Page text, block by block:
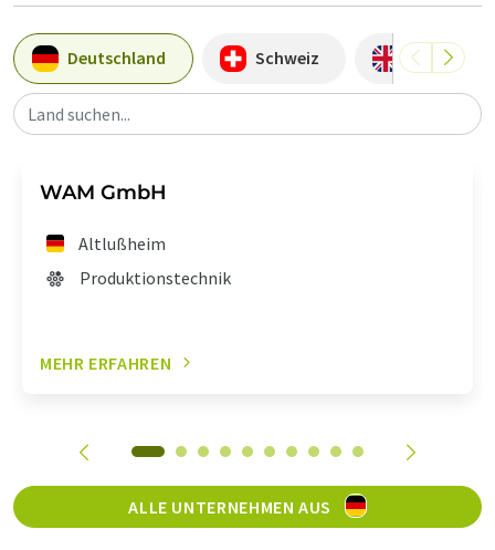
Deutschland Schweiz
Land suchen...
WAM GmbH
Altlußheim
Produktionstechnik
MEHR ERFAHREN
ALLE UNTERNEHMEN AUS